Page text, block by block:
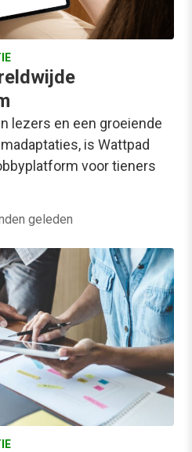
lezers en een groeiende
is Wattpad
voor tieners
geleden